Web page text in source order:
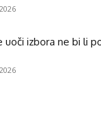
uoči izbora ne bi li